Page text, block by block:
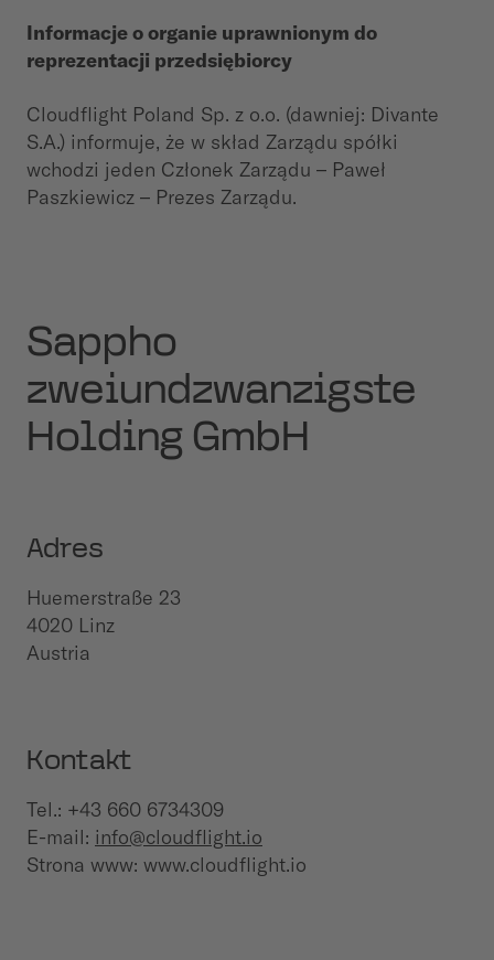
Informacje o organie uprawnionym do
reprezentacji przedsiębiorcy
Cloudflight Poland Sp. z o.o. (dawniej: Divante
S.A.) informuje, że w skład Zarządu spółki
wchodzi jeden Członek Zarządu – Paweł
Paszkiewicz – Prezes Zarządu.
Sappho
zweiundzwanzigste
Holding GmbH
Adres
Huemerstraße 23
4020 Linz
Austria
Kontakt
Tel.: +43 660 6734309
E-mail: info@cloudflight.io
Strona www: www.cloudflight.io